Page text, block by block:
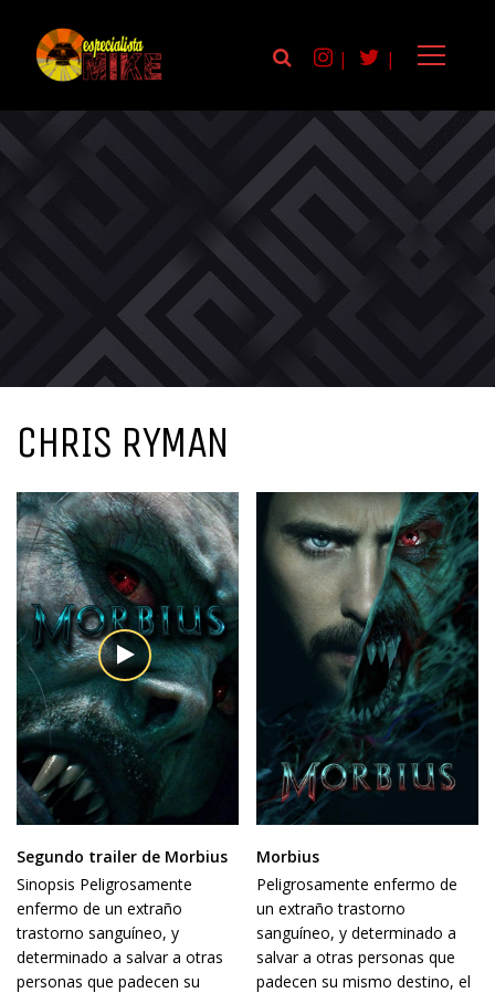
| |
CHRIS RYMAN
Segundo trailer de Morbius
Sinopsis Peligrosamente
enfermo de un extraño
trastorno sanguíneo, y
determinado a salvar a otras
personas que padecen su
Morbius
Peligrosamente enfermo de
un extraño trastorno
sanguíneo, y determinado a
salvar a otras personas que
padecen su mismo destino, el